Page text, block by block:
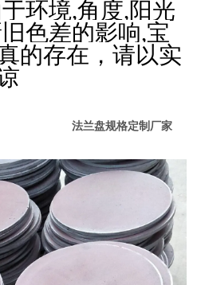
环境,角度,阳光
色差的影响,宝
的存在，请以实
法兰盘规格定制厂家